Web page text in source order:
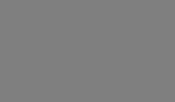
nueva
nueva